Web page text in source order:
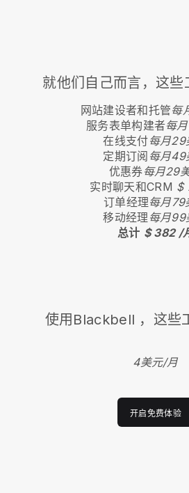
就他们自己而言，这些
网站建设者和托管每
服务表单构建者每
在线支付每月29
定期订阅 每月49
优惠券每月29
实时聊天和CRM $
订单经理每月79
移动经理 每月99
总计 $ 382 /
使用 Blackbell ，这些
4美元/月
开启免费体验